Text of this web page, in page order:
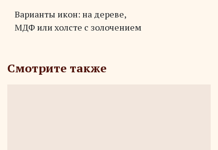
Варианты икон: на дереве,
МДФ или холсте с золочением
Смотрите также